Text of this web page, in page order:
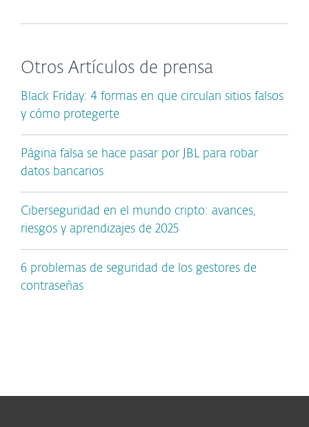
Otros Artículos de prensa
Black Friday: 4 formas en que circulan sitios falsos
y cómo protegerte
Página falsa se hace pasar por JBL para robar
datos bancarios
Ciberseguridad en el mundo cripto: avances,
riesgos y aprendizajes de 2025
6 problemas de seguridad de los gestores de
contraseñas